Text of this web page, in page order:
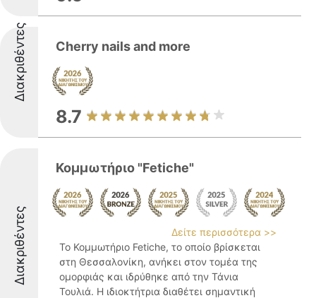
Διακριθέντες Cherry nails and more
8.7
Διακριθέντες
Κομμωτήριο "Fetiche"
Δείτε περισσότερα >>
Το Κομμωτήριο Fetiche, το οποίο βρίσκεται
στη Θεσσαλονίκη, ανήκει στον τομέα της
ομορφιάς και ιδρύθηκε από την Τάνια
Τουλιά. Η ιδιοκτήτρια διαθέτει σημαντική